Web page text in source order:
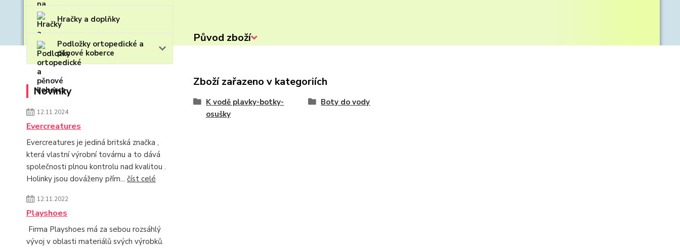
Hračky a doplňky
Podložky ortopedické a
pěnové koberce
Novinky
12.11.2024
Evercreatures
Evercreatures je jediná britská značka ,
která vlastní výrobní továrnu a to dává
společnosti plnou kontrolu nad kvalitou .
Holinky jsou dováženy přím... číst celé
12.11.2022
Playshoes
Firma Playshoes má za sebou rozsáhlý
vývoj v oblasti materiálů svých výrobků.
Původ zboží
Zboží zařazeno v kategoriích
K vodě plavky-botky-
osušky
Boty do vody